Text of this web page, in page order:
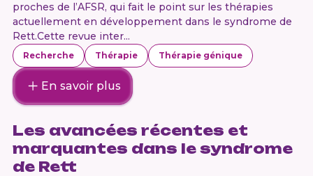
proches de l’AFSR, qui fait le point sur les thérapies
actuellement en développement dans le syndrome de
Rett.Cette revue inter...
Recherche Thérapie Thérapie génique
En savoir plus
Les avancées récentes et
marquantes dans le syndrome
de Rett